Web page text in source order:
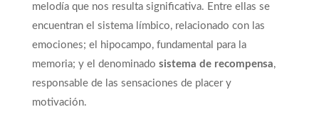
melodía que nos resulta significativa. Entre ellas se
encuentran el sistema límbico, relacionado con las
emociones; el hipocampo, fundamental para la
memoria; y el denominado sistema de recompensa,
responsable de las sensaciones de placer y
motivación.